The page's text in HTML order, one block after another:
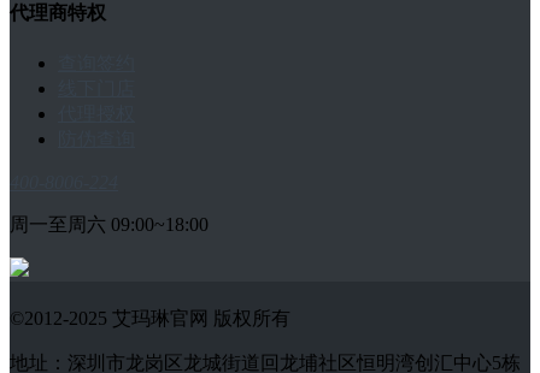
代理商特权
周一至周六 09:00~18:00
©2012-2025 艾玛琳官网 版权所有
地址：深圳市龙岗区龙城街道回龙埔社区恒明湾创汇中心5栋